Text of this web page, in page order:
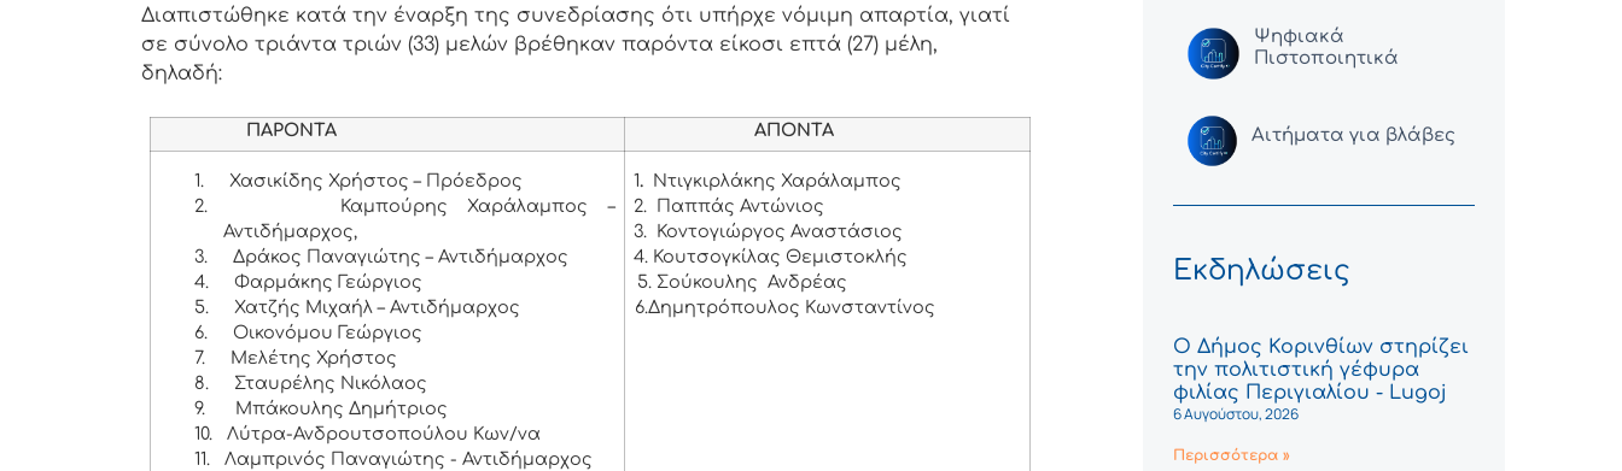
Διαπιστώθηκε κατά την έναρξη της συνεδρίασης ότι υπήρχε νόμιμη απαρτία, γιατί
σε σύνολο τριάντα τριών (33) μελών βρέθηκαν παρόντα είκοσι επτά (27) μέλη,
δηλαδή:
ΠΑΡΟΝΤΑ ΑΠΟΝΤΑ
1.
Χασικίδης Χρήστος – Πρόεδρος
2.
Καμπούρης Χαράλαμπος –
Αντιδήμαρχος,
3.
Δράκος Παναγιώτης – Αντιδήμαρχος
4.
Φαρμάκης Γεώργιος
5.
Χατζής Μιχαήλ – Αντιδήμαρχος
6.
Οικονόμου Γεώργιος
7.
Μελέτης Χρήστος
8.
Σταυρέλης Νικόλαος
9.
Μπάκουλης Δημήτριος
10.
Λύτρα-Ανδρουτσοπούλου Κων/να
11.
Λαμπρινός Παναγιώτης - Αντιδήμαρχος
1.
Ντιγκιρλάκης Χαράλαμπος
2. Παππάς Αντώνιος
3. Κοντογιώργος Αναστάσιος
4. Κουτσογκίλας Θεμιστοκλής
5. Σούκουλης Ανδρέας
6.Δημητρόπουλος Κωνσταντίνος
Ψηφιακά
Πιστοποιητικά
Αιτήματα για βλάβες
Εκδηλώσεις
Ο Δήμος Κορινθίων στηρίζει
την πολιτιστική γέφυρα
φιλίας Περιγιαλίου - Lugoj
6 Αυγούστου, 2026
Περισσότερα »